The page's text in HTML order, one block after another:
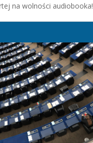
na wolności audiobooka!